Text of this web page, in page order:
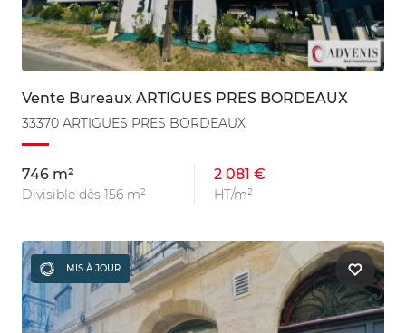
Vente Bureaux ARTIGUES PRES BORDEAUX
33370 ARTIGUES PRES BORDEAUX
746 m²
Divisible dès 156 m²
2 081 €
HT/m²
MIS À JOUR